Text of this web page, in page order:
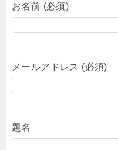
お名前 (必須)
メールアドレス (必須)
題名